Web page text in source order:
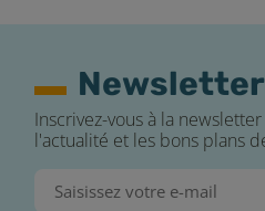
Comment profiter au
Pulp ?
Pour que les saveurs de
Miel de Provence restent
suivre ces quelques
Newsletter
Inscrivez-vous à la
l'actualité et les bons plans